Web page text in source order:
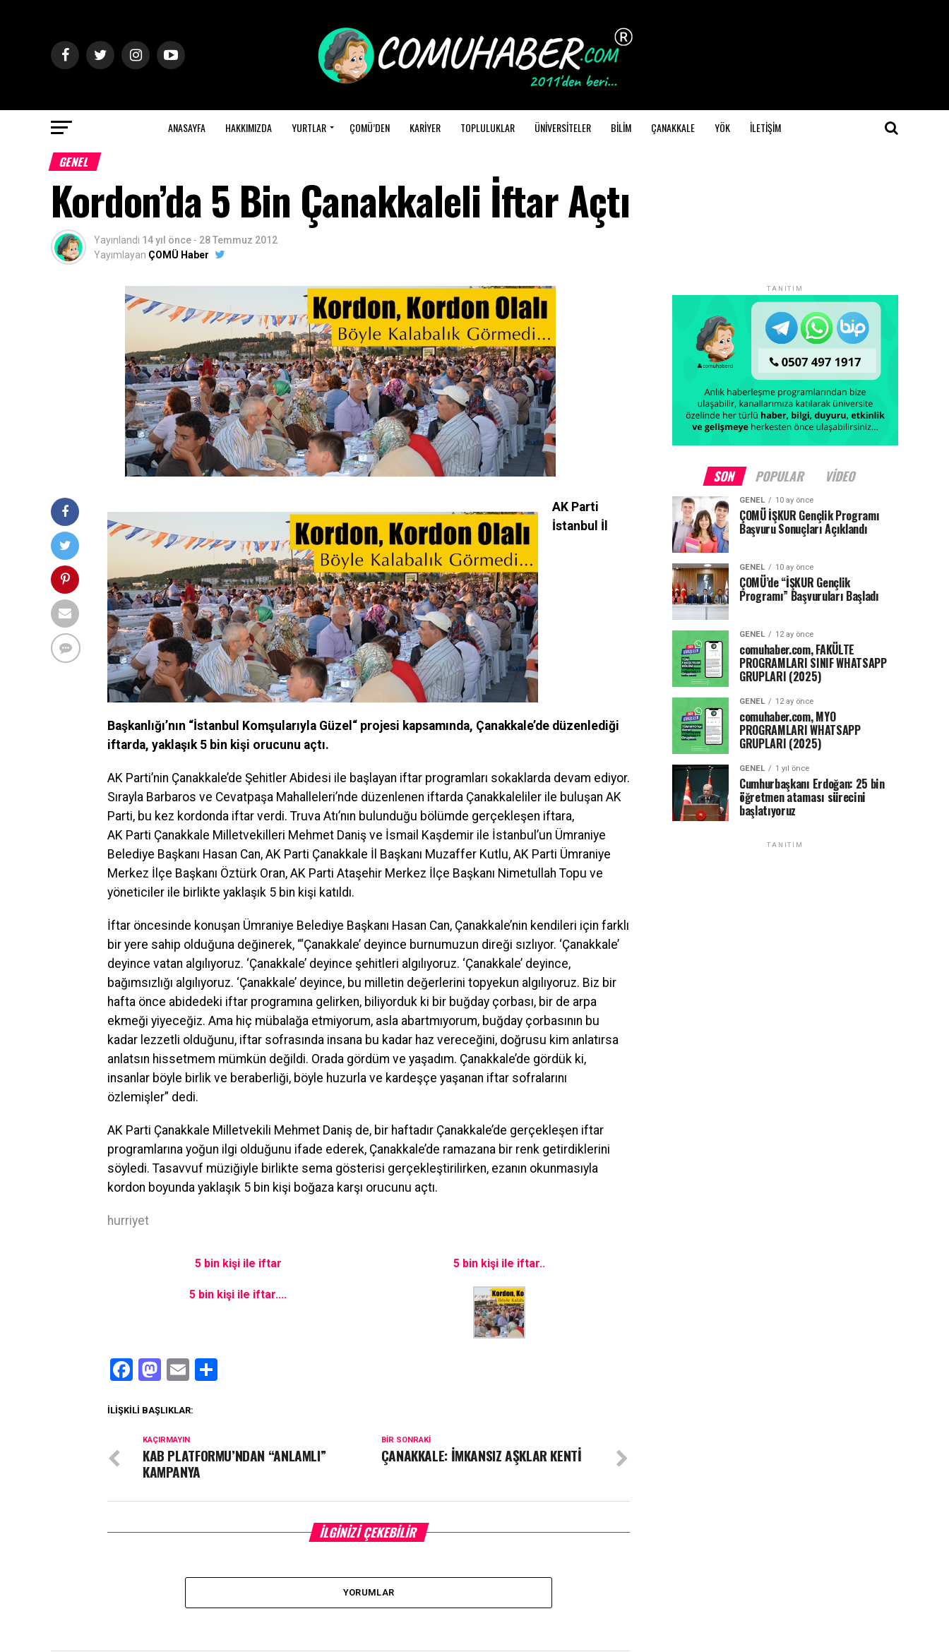
ANASAYFA HAKKIMIZDA YURTLAR ÇOMÜ’DEN KARİYER TOPLULUKLAR ÜNİVERSİTELER BİLİM ÇANAKKALE YÖK İLETİŞİM
GENEL
Kordon’da 5 Bin Çanakkaleli İftar Açtı
Yayınlandı 14 yıl önce - 28 Temmuz 2012
Yayımlayan ÇOMÜ Haber
AK Parti
İstanbul İl
Başkanlığı’nın “İstanbul Komşularıyla Güzel“ projesi kapsamında, Çanakkale’de düzenlediği
iftarda, yaklaşık 5 bin kişi orucunu açtı.
AK Parti’nin Çanakkale’de Şehitler Abidesi ile başlayan iftar programları sokaklarda devam ediyor.
Sırayla Barbaros ve Cevatpaşa Mahalleleri’nde düzenlenen iftarda Çanakkaleliler ile buluşan AK
Parti, bu kez kordonda iftar verdi. Truva Atı’nın bulunduğu bölümde gerçekleşen iftara,
AK Parti Çanakkale Milletvekilleri Mehmet Daniş ve İsmail Kaşdemir ile İstanbul’un Ümraniye
Belediye Başkanı Hasan Can, AK Parti Çanakkale İl Başkanı Muzaffer Kutlu, AK Parti Ümraniye
Merkez İlçe Başkanı Öztürk Oran, AK Parti Ataşehir Merkez İlçe Başkanı Nimetullah Topu ve
yöneticiler ile birlikte yaklaşık 5 bin kişi katıldı.
İftar öncesinde konuşan Ümraniye Belediye Başkanı Hasan Can, Çanakkale’nin kendileri için farklı
bir yere sahip olduğuna değinerek, “‘Çanakkale’ deyince burnumuzun direği sızlıyor. ‘Çanakkale’
deyince vatan algılıyoruz. ‘Çanakkale’ deyince şehitleri algılıyoruz. ‘Çanakkale’ deyince,
bağımsızlığı algılıyoruz. ‘Çanakkale’ deyince, bu milletin değerlerini topyekun algılıyoruz. Biz bir
hafta önce abidedeki iftar programına gelirken, biliyorduk ki bir buğday çorbası, bir de arpa
ekmeği yiyeceğiz. Ama hiç mübalağa etmiyorum, asla abartmıyorum, buğday çorbasının bu
kadar lezzetli olduğunu, iftar sofrasında insana bu kadar haz vereceğini, doğrusu kim anlatırsa
anlatsın hissetmem mümkün değildi. Orada gördüm ve yaşadım. Çanakkale’de gördük ki,
insanlar böyle birlik ve beraberliği, böyle huzurla ve kardeşçe yaşanan iftar sofralarını
özlemişler” dedi.
AK Parti Çanakkale Milletvekili Mehmet Daniş de, bir haftadır Çanakkale’de gerçekleşen iftar
programlarına yoğun ilgi olduğunu ifade ederek, Çanakkale’de ramazana bir renk getirdiklerini
söyledi. Tasavvuf müziğiyle birlikte sema gösterisi gerçekleştirilirken, ezanın okunmasıyla
kordon boyunda yaklaşık 5 bin kişi boğaza karşı orucunu açtı.
hurriyet
5 bin kişi ile iftar 5 bin kişi ile iftar..
5 bin kişi ile iftar....
Facebook
Mastodon
Email
İLIŞKILI BAŞLIKLAR:
BIR SONRAKI
ÇANAKKALE: İMKANSIZ AŞKLAR KENTİ
KAÇIRMAYIN
KAB PLATFORMU’NDAN “ANLAMLI”
KAMPANYA
İLGINIZI ÇEKEBILIR
YORUMLAR
TANITIM
SON POPULAR VIDEO
GENEL 10 ay önce
ÇOMÜ İŞKUR Gençlik Programı
Başvuru Sonuçları Açıklandı
GENEL 10 ay önce
ÇOMÜ’de “İŞKUR Gençlik
Programı” Başvuruları Başladı
GENEL 12 ay önce
comuhaber.com, FAKÜLTE
PROGRAMLARI SINIF WHATSAPP
GRUPLARI (2025)
GENEL 12 ay önce
comuhaber.com, MYO
PROGRAMLARI WHATSAPP
GRUPLARI (2025)
GENEL 1 yıl önce
Cumhurbaşkanı Erdoğan: 25 bin
öğretmen ataması sürecini
başlatıyoruz
TANITIM